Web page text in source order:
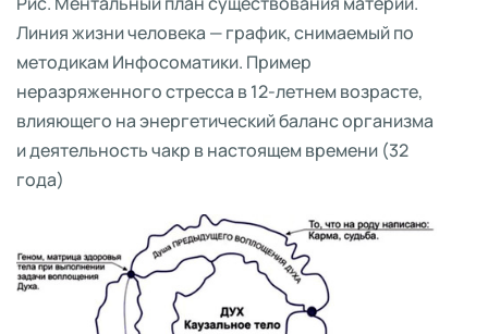
Линия жизни человека — график, снимаемый по
методикам Инфосоматики. Пример
неразряженного стресса в 12-летнем возрасте,
влияющего на энергетический баланс организма
и деятельность чакр в настоящем времени (32
года)